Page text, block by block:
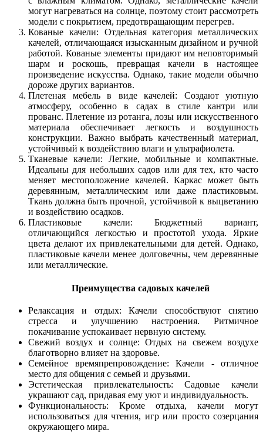
могут нагреваться на солнце, поэтому стоит рассмотреть
модели с покрытием, предотвращающим перегрев.
Кованые качели: Отдельная категория металлических
качелей, отличающаяся изысканным дизайном и ручной
работой. Кованые элементы придают им неповторимый
шарм и роскошь, превращая качели в настоящее
произведение искусства. Однако, такие модели обычно
дороже других вариантов.
Плетеная мебель в виде качелей: Создают уютную
атмосферу, особенно в садах в стиле кантри или
прованс. Плетение из ротанга, лозы или искусственного
материала обеспечивает легкость и воздушность
конструкции. Важно выбрать качественный материал,
устойчивый к воздействию влаги и ультрафиолета.
Тканевые качели: Легкие, мобильные и компактные.
Идеальны для небольших садов или для тех, кто часто
меняет местоположение качелей. Каркас может быть
деревянным, металлическим или даже пластиковым.
Ткань должна быть прочной, устойчивой к выцветанию
и воздействию осадков.
Пластиковые качели: Бюджетный вариант,
отличающийся легкостью и простотой ухода. Яркие
цвета делают их привлекательными для детей. Однако,
пластиковые качели менее долговечны, чем деревянные
или металлические.
Преимущества садовых качелей
Релаксация и отдых: Качели способствуют снятию
стресса и улучшению настроения. Ритмичное
покачивание успокаивает нервную систему.
Свежий воздух и солнце: Отдых на свежем воздухе
благотворно влияет на здоровье.
Семейное времяпрепровождение: Качели - отличное
место для общения с семьей и друзьями.
Эстетическая привлекательность: Садовые качели
украшают сад, придавая ему уют и индивидуальность.
Функциональность: Кроме отдыха, качели могут
использоваться для чтения, игр или просто созерцания
окружающего мира.